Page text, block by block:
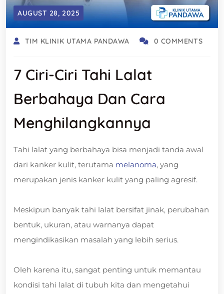
AUGUST 28, 2025
TIM KLINIK UTAMA PANDAWA 0 COMMENTS
7 Ciri-Ciri Tahi Lalat
Berbahaya Dan Cara
Menghilangkannya
Tahi lalat yang berbahaya bisa menjadi tanda awal
dari kanker kulit, terutama melanoma, yang
merupakan jenis kanker kulit yang paling agresif.
Meskipun banyak tahi lalat bersifat jinak, perubahan
bentuk, ukuran, atau warnanya dapat
mengindikasikan masalah yang lebih serius.
Oleh karena itu, sangat penting untuk memantau
kondisi tahi lalat di tubuh kita dan mengetahui